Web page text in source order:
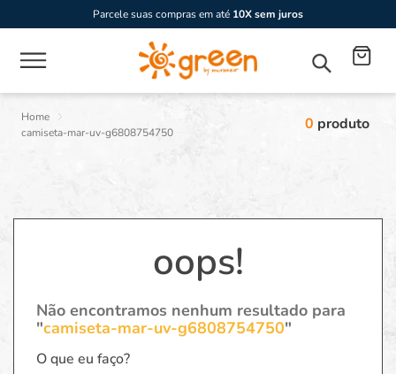
Parcele suas compras em até 10X sem juros
camiseta-mar-uv-g6808754750 0 produto
oops!
Não encontramos nenhum resultado para
"camiseta-mar-uv-g6808754750"
O que eu faço?